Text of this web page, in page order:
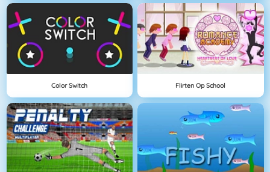
Color Switch Flirten Op School